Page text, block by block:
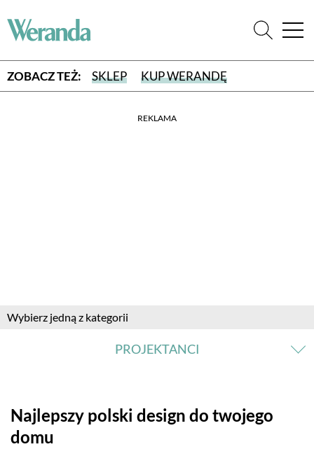
ZOBACZ TEŻ: SKLEP KUP WERANDĘ
REKLAMA
Wybierz jedną z kategorii
PROJEKTANCI
Najlepszy polski design do twojego
domu